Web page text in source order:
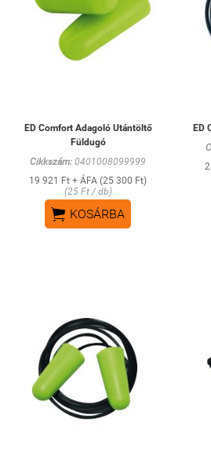
ED Comfort Adagoló Utántöltő
Füldugó
Cikkszám: 0401008099999
19 921 Ft + ÁFA (25 300 Ft)
(25 Ft / db)
 KOSÁRBA
ED